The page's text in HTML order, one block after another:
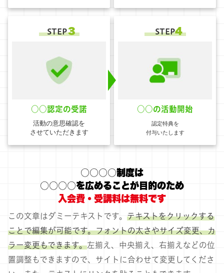
STEP３
○○認定の受諾
活動の意思確認を
させていただきます
STEP4
○○の活動開始
認定特典を
付与いたします
○○○○制度は
○○○○を広めることが目的のため
入会費・受講料は無料です
この文章はダミーテキストです。 テキストをクリックする
ことで編集が可能です。フォントの太さやサイズ変更、カ
ラー変更もできます。左揃え、中央揃え、右揃えなどの位
置調整もできますので、サイトに合わせて変更してくださ